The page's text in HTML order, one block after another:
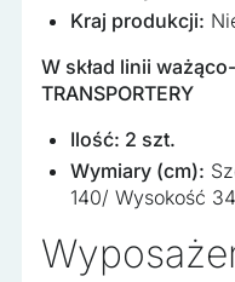
Kraj produkcji:
W skład linii
TRANSPORTERY
Ilość: 2 szt.
Wymiary (cm):
140/ Wysokość